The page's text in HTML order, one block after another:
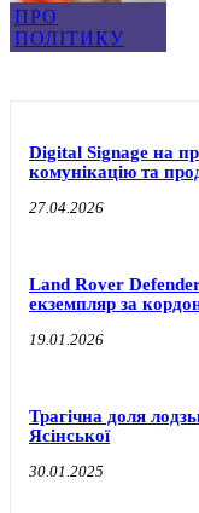
ПРО
ПОЛІТИКУ
Digital Signage на
комунікацію та
27.04.2026
Land Rover
екземпляр за
19.01.2026
Трагічна доля
Ясінської
30.01.2025